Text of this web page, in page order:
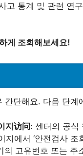
고 통계 및 관련 연
게 조회해보세요!
간단해요. 다음 단
지访问: 센터의 공식
지에서 ‘안전검사 조
의 고유번호 또는 주